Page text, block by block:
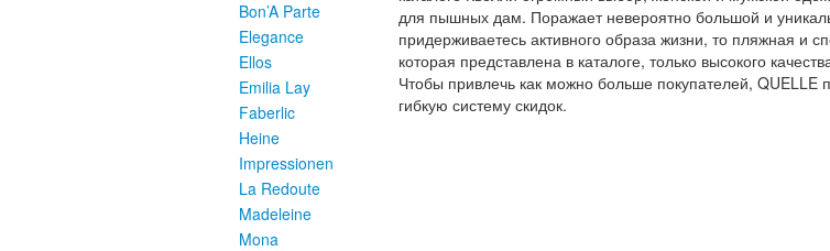
Bon’A Parte
Elegance
Ellos
Emilia Lay
Faberlic
Heine
Impressionen
La Redoute
Madeleine
Mona
для пышных дам. Поражает невероятно большой и
придерживаетесь активного образа жизни, то пляжная и
которая представлена в каталоге, только высокого
Чтобы привлечь как можно больше покупателей, QUELLE
гибкую систему скидок.